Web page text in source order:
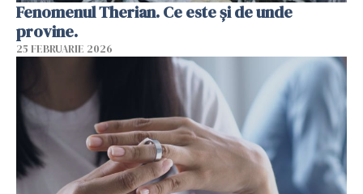
Fenomenul Therian. Ce este și de unde
provine.
25 FEBRUARIE 2026